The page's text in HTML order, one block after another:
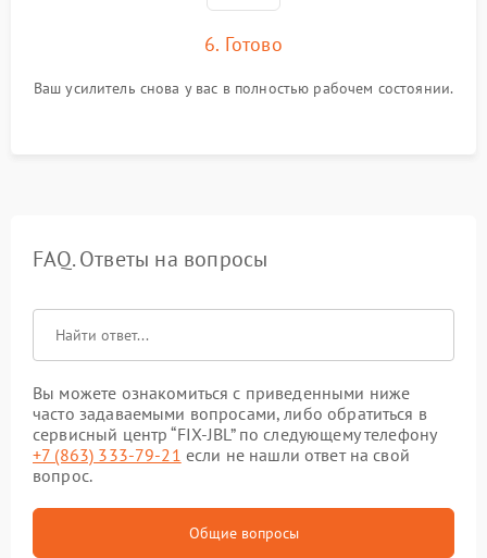
6. Готово
Ваш усилитель снова у вас в полностью рабочем состоянии.
FAQ. Ответы на вопросы
Вы можете ознакомиться с приведенными ниже
часто задаваемыми вопросами, либо обратиться в
сервисный центр “FIX-JBL” по следующему телефону
+7 (863) 333-79-21 если не нашли ответ на свой
вопрос.
Общие вопросы